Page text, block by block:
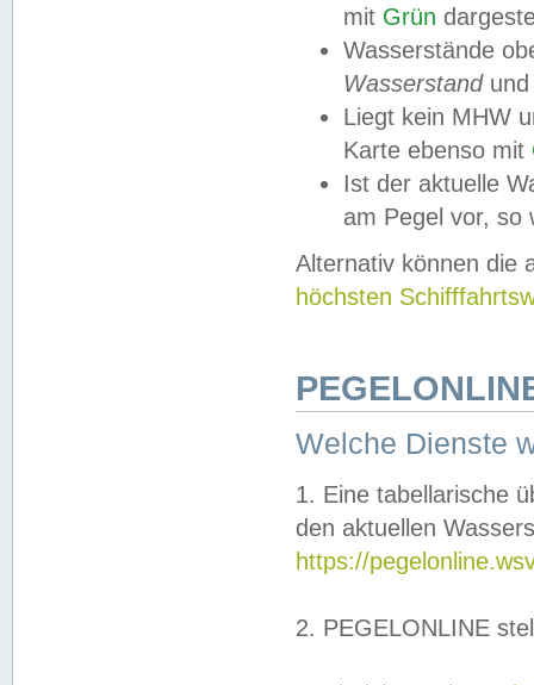
mit Grün
Wasserstände
Wasserstandund
Liegt kein MHW
Karte ebenso mit
Ist der aktuelle
am Pegel vor,
Alternativ können die
höchsten
Welche Dienste
1. Eine tabellarische
den aktuellen
https://
2. PEGELONLINE